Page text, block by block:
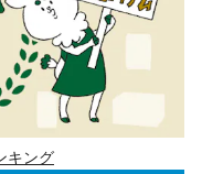
キング